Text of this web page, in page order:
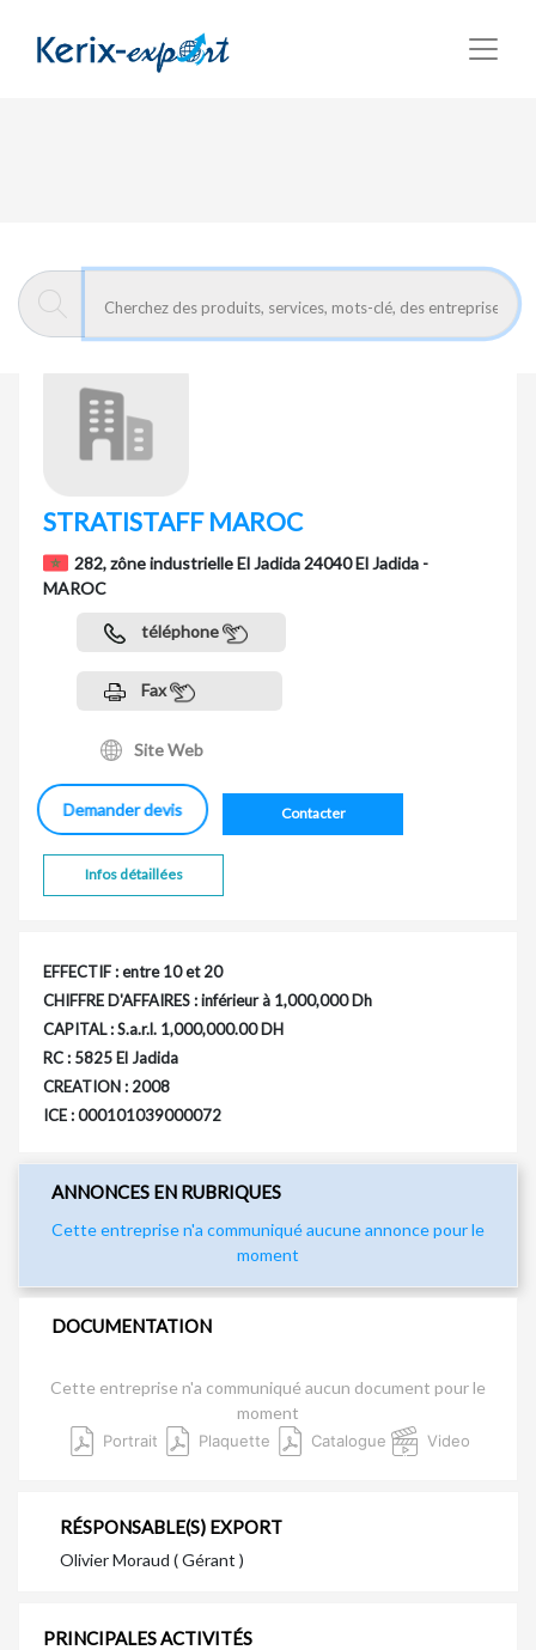
STRATISTAFF MAROC
282, zône industrielle El Jadida 24040 El Jadida -
MAROC
téléphone
Fax
Site Web
Demander devis Contacter
Infos détaillées
EFFECTIF : entre 10 et 20
CHIFFRE D'AFFAIRES : inférieur à 1,000,000 Dh
CAPITAL : S.a.r.l. 1,000,000.00 DH
RC : 5825 El Jadida
CREATION : 2008
ICE : 000101039000072
ANNONCES EN RUBRIQUES
Cette entreprise n'a communiqué aucune annonce pour le
moment
DOCUMENTATION
Cette entreprise n'a communiqué aucun document pour le
moment
Portrait Plaquette Catalogue Video
RÉSPONSABLE(S) EXPORT
Olivier Moraud ( Gérant )
PRINCIPALES ACTIVITÉS